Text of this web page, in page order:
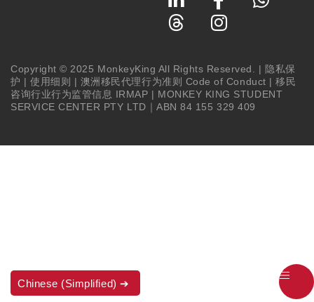
Copyright © 2025 MonkeyKing All Rights Reserved. | 隐私保
护 |使用细则 | 澳洲移民代理行为准则 Code of Conduct |移民
咨询行业行为监管信息 IRMAP | MONKEY KING STUDENT
SERVICE CENTER PTY LTD｜ABN 84 155 329 409
Chinese (Simplified)